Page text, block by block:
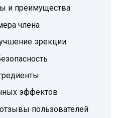
и преимущества
члена
эрекции
эффектов
пользователей